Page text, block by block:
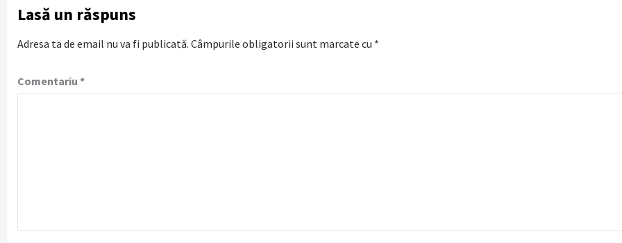
Lasă un răspuns
Adresa ta de email nu va fi publicată. Câmpurile obligatorii sunt marcate cu *
Comentariu *